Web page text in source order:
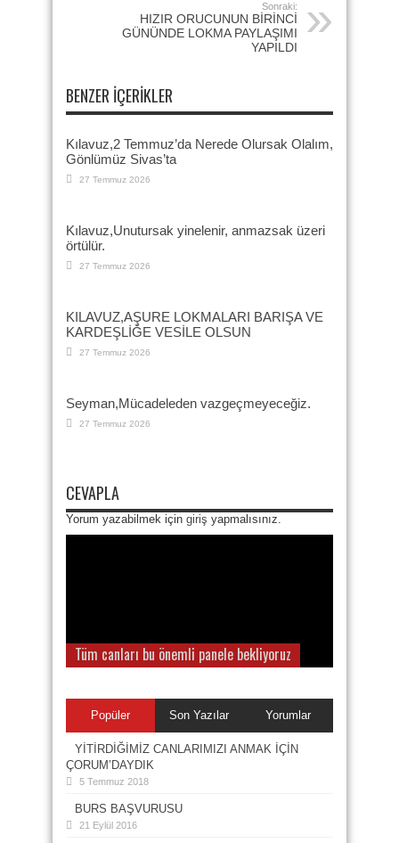
Sonraki:
HIZIR ORUCUNUN BİRİNCİ
GÜNÜNDE LOKMA PAYLAŞIMI
YAPILDI
BENZER İÇERIKLER
Kılavuz,2 Temmuz’da Nerede Olursak Olalım,
Gönlümüz Sivas’ta
27 Temmuz 2026
Kılavuz,Unutursak yinelenir, anmazsak üzeri
örtülür.
27 Temmuz 2026
KILAVUZ,AŞURE LOKMALARI BARIŞA VE
KARDEŞLİĞE VESİLE OLSUN
27 Temmuz 2026
Seyman,Mücadeleden vazgeçmeyeceğiz.
27 Temmuz 2026
CEVAPLA
Yorum yazabilmek için giriş yapmalısınız.
Tüm canları bu önemli panele bekliyoruz
Popüler Son Yazılar Yorumlar
YİTİRDİĞİMİZ CANLARIMIZI ANMAK İÇİN
ÇORUM’DAYDIK
5 Temmuz 2018
BURS BAŞVURUSU
21 Eylül 2016